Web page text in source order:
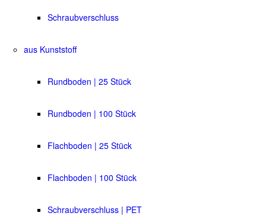
Schraubverschluss
aus Kunststoff
Rundboden | 25 Stück
Rundboden | 100 Stück
Flachboden | 25 Stück
Flachboden | 100 Stück
Schraubverschluss | PET